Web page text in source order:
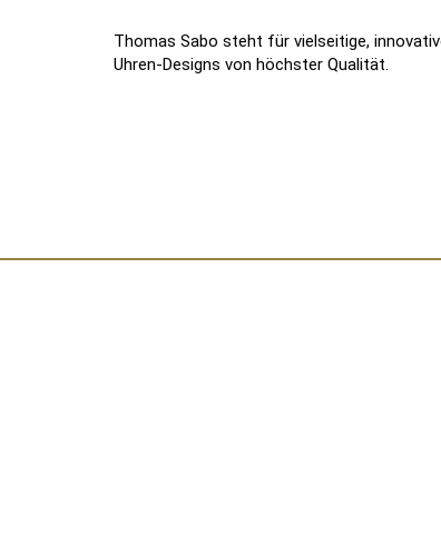
Thomas Sabo steht für vielseitige,
Uhren-Designs von höchster Qualität.